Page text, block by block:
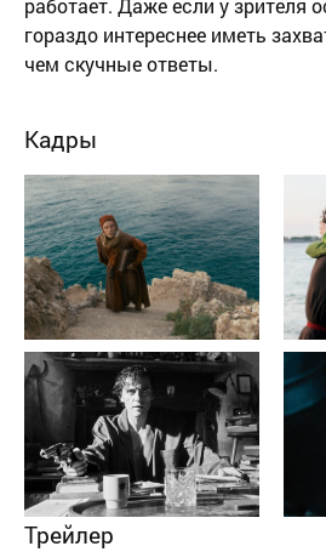
работает. Даже если у зрителя
гораздо интереснее иметь
чем скучные ответы.
Кадры
Трейлер